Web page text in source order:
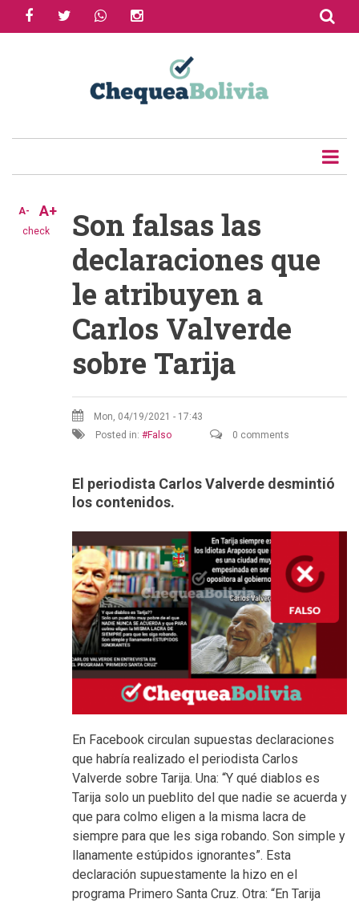
facebooktwitter whatsapp
check
A- A+
Son falsas las
declaraciones que
le atribuyen a
Carlos Valverde
sobre Tarija
Mon, 04/19/2021 - 17:43
Posted in:
Falso 0 comments
El periodista Carlos Valverde desmintió
los contenidos.
En Facebook circulan supuestas declaraciones
que habría realizado el periodista Carlos
Valverde sobre Tarija. Una: “Y qué diablos es
Tarija solo un pueblito del que nadie se acuerda y
que para colmo eligen a la misma lacra de
siempre para que les siga robando. Son simple y
llanamente estúpidos ignorantes”. Esta
declaración supuestamente la hizo en el
programa Primero Santa Cruz. Otra: “En Tarija